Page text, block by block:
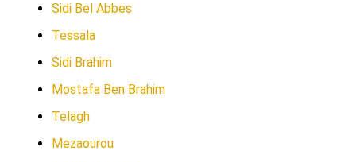
Sidi Bel Abbes
Tessala
Sidi Brahim
Mostafa Ben Brahim
Telagh
Mezaourou